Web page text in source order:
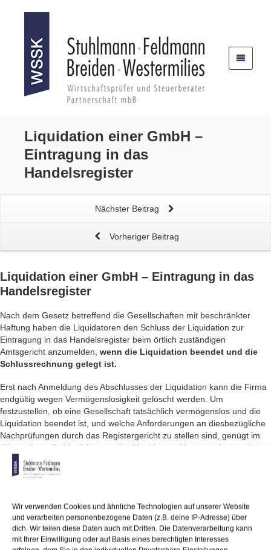
Wir verwenden Cookies und ähnliche Technologien auf unserer Website
und verarbeiten personenbezogene Daten (z.B. deine IP-Adresse) über
dich. Wir teilen diese Daten auch mit Dritten. Die Datenverarbeitung kann
mit Ihrer Einwilligung oder auf Basis eines berechtigten Interesses
Liquidation einer GmbH –
Eintragung in das
Handelsregister
Nächster Beitrag
Vorheriger Beitrag
Liquidation einer GmbH – Eintragung in das
Handelsregister
Nach dem Gesetz betreffend die Gesellschaften mit beschränkter
Haftung haben die Liquidatoren den Schluss der Liquidation zur
Eintragung in das Handelsregister beim örtlich zuständigen
Amtsgericht anzumelden, wenn die Liquidation beendet und die
Schlussrechnung gelegt ist.
Erst nach Anmeldung des Abschlusses der Liquidation kann die Firma
endgültig wegen Vermögenslosigkeit gelöscht werden. Um
festzustellen, ob eine Gesellschaft tatsächlich vermögenslos und die
Liquidation beendet ist, und welche Anforderungen an diesbezügliche
Nachprüfungen durch das Registergericht zu stellen sind, genügt im
Allgemeinen die Versicherung des Liquidators. Nur wenn begründete
Zweifel an der Richtigkeit oder Vollständigkeit der einzutragenden
Tatsache bestehen, hat das Registergericht das Recht und die Pflicht
Anmerkung:Geeignet, berechtigte Zweifel in diesem Sinne zu
begründen, ist insbesondere die Mitteilung der Finanzverwaltung, dass
eine Steuererklärung noch aussteht. Dann ist nämlich noch unklar, ob